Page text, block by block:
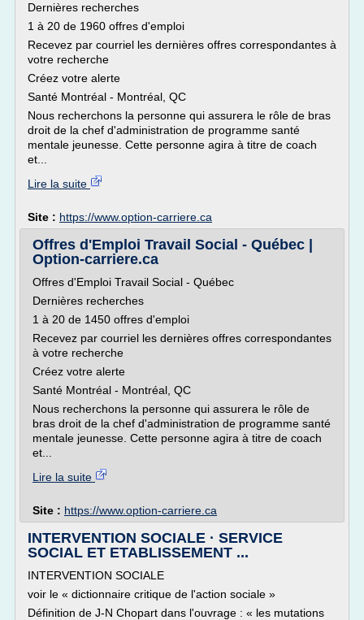
Dernières recherches
1 à 20 de 1960 offres d'emploi
Recevez par courriel les dernières offres correspondantes à
votre recherche
Créez votre alerte
Santé Montréal - Montréal, QC
Nous recherchons la personne qui assurera le rôle de bras
droit de la chef d'administration de programme santé
mentale jeunesse. Cette personne agira à titre de coach
et...
Lire la suite
Site : https://www.option-carriere.ca
Offres d'Emploi Travail Social - Québec |
Option-carriere.ca
Offres d'Emploi Travail Social - Québec
Dernières recherches
1 à 20 de 1450 offres d'emploi
Recevez par courriel les dernières offres correspondantes
à votre recherche
Créez votre alerte
Santé Montréal - Montréal, QC
Nous recherchons la personne qui assurera le rôle de
bras droit de la chef d'administration de programme santé
mentale jeunesse. Cette personne agira à titre de coach
et...
Lire la suite
Site : https://www.option-carriere.ca
INTERVENTION SOCIALE · SERVICE
SOCIAL ET ETABLISSEMENT ...
INTERVENTION SOCIALE
voir le « dictionnaire critique de l'action sociale »
Définition de J-N Chopart dans l'ouvrage : « les mutations